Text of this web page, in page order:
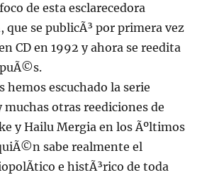
de esta esclarecedora
que se publicÃ³ por primera vez
CD en 1992 y ahora se reedita
hemos escuchado la serie
muchas otras reediciones de
y Hailu Mergia en los Ãºltimos
sabe realmente el
e histÃ³rico de toda